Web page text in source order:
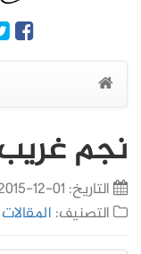
نجم
التاريخ: 01-12-2015
التصنيف: المقالات